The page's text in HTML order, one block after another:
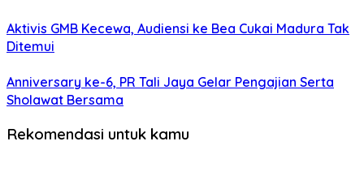
Aktivis GMB Kecewa, Audiensi ke Bea Cukai Madura Tak
Ditemui
Anniversary ke-6, PR Tali Jaya Gelar Pengajian Serta
Sholawat Bersama
Rekomendasi untuk kamu